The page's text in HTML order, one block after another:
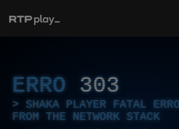
ERRO 303
SHAKA PLAYER FATAL
FROM THE NETWORK STACK